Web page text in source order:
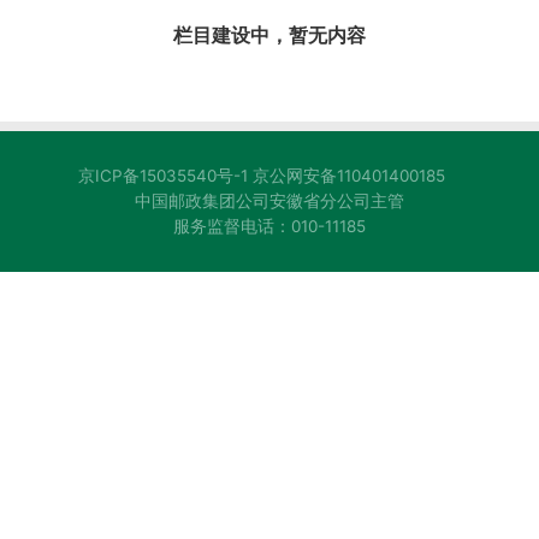
栏目建设中，暂无内容
京ICP备15035540号-1 京公网安备110401400185
中国邮政集团公司安徽省分公司主管
服务监督电话：010-11185